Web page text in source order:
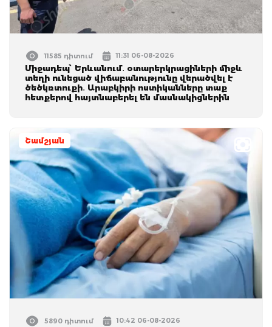
11585 դիտում 11:31 06-08-2026
Միջադեպ՝ Երևանում․ օտարերկրացիների միջև
տեղի ունեցած վիճաբանությունը վերածվել է
ծեծկռտուքի․ Արաբկիրի ոստիկանները տաք
հետքերով հայտնաբերել են մասնակիցներին
Շամշյան
5890 դիտում 10:42 06-08-2026